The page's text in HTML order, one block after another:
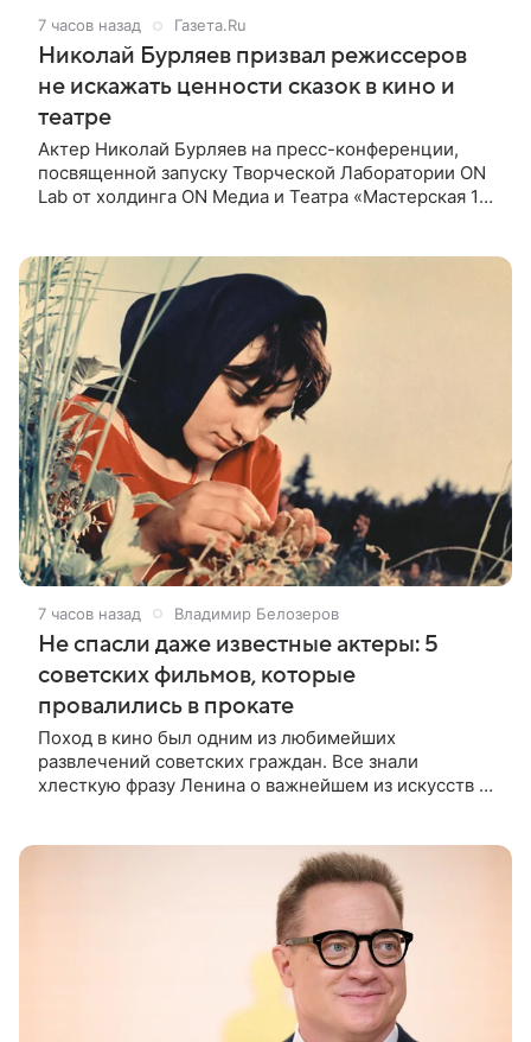
7 часов назад Газета.Ru
Николай Бурляев призвал режиссеров
не искажать ценности сказок в кино и
театре
Актер Николай Бурляев на пресс-конференции,
посвященной запуску Творческой Лаборатории ON
Lab от холдинга ON Медиа и Театра «Мастерская 12
7 часов назад Владимир Белозеров
Не спасли даже известные актеры: 5
советских фильмов, которые
провалились в прокате
Поход в кино был одним из любимейших
развлечений советских граждан. Все знали
хлесткую фразу Ленина о важнейшем из искусств и